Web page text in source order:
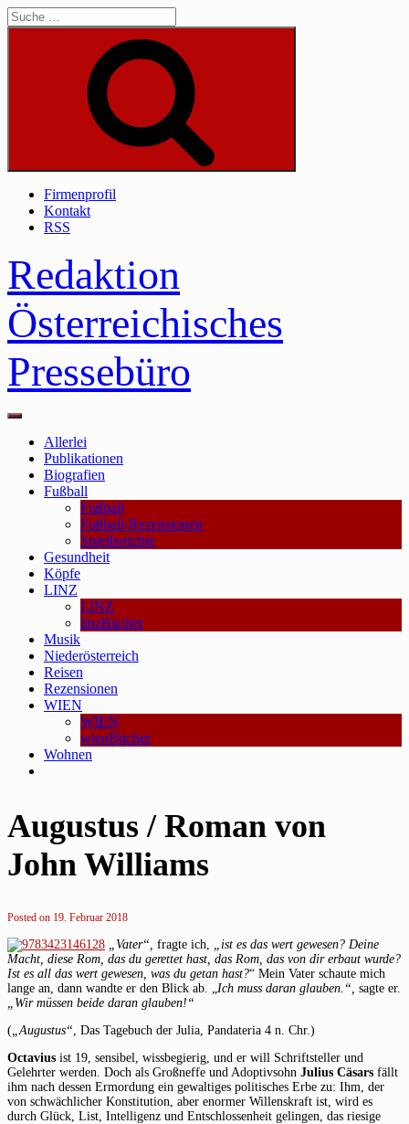
Skip
to
Suche
Firmenprofil
Kontakt
RSS
Redaktion
Österreichisches
Pressebüro
Main
Allerlei
Publikationen
Biografien
Fußball
Fußball
Fußball-Rezensionen
Spielberichte
Gesundheit
Köpfe
LINZ
LINZ
linzBücher
Musik
Niederösterreich
Reisen
Rezensionen
WIEN
WIEN
wienBücher
Wohnen
Augustus / Roman von
John Williams
Posted on 19. Februar 2018
„Vater“, fragte ich,
„ist es das wert gewesen? Deine
Macht, diese Rom, das du gerettet hast, das Rom, das von dir erbaut wurde?
Ist es all das wert gewesen, was du getan hast?“ Mein Vater schaute mich
lange an, dann wandte er den Blick ab. „ Ich muss daran glauben.“, sagte er.
„Wir müssen beide daran glauben!“
( „Augustus“ , Das Tagebuch der Julia, Pandateria 4 n. Chr.)
Octavius ist 19, sensibel, wissbegierig, und er will Schriftsteller und
Gelehrter werden. Doch als Großneffe und Adoptivsohn Julius Cäsars fällt
ihm nach dessen Ermordung ein gewaltiges politisches Erbe zu: Ihm, der
von schwächlicher Konstitution, aber enormer Willenskraft ist, wird es
durch Glück, List, Intelligenz und Entschlossenheit gelingen, das riesige